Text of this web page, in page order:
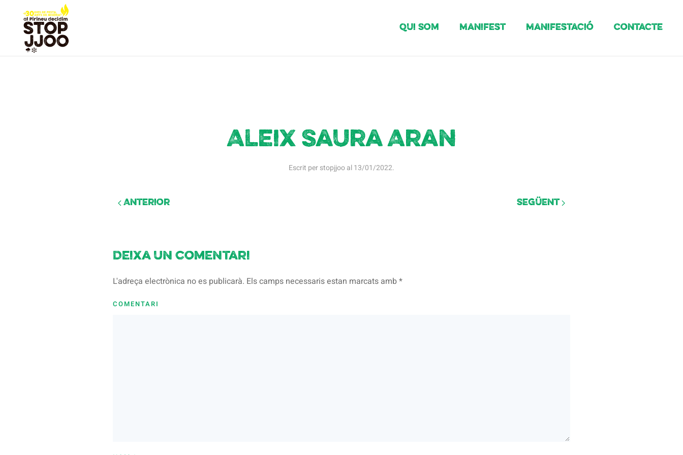
Qui Som Manifest Manifestació Contacte
Aleix Saura Aran
Escrit perstopjjooal13/01/2022.
Anterior Següent
Deixa un comentari
L'adreça electrònica no es publicarà. Els camps necessaris estan marcats amb*
COMENTARI